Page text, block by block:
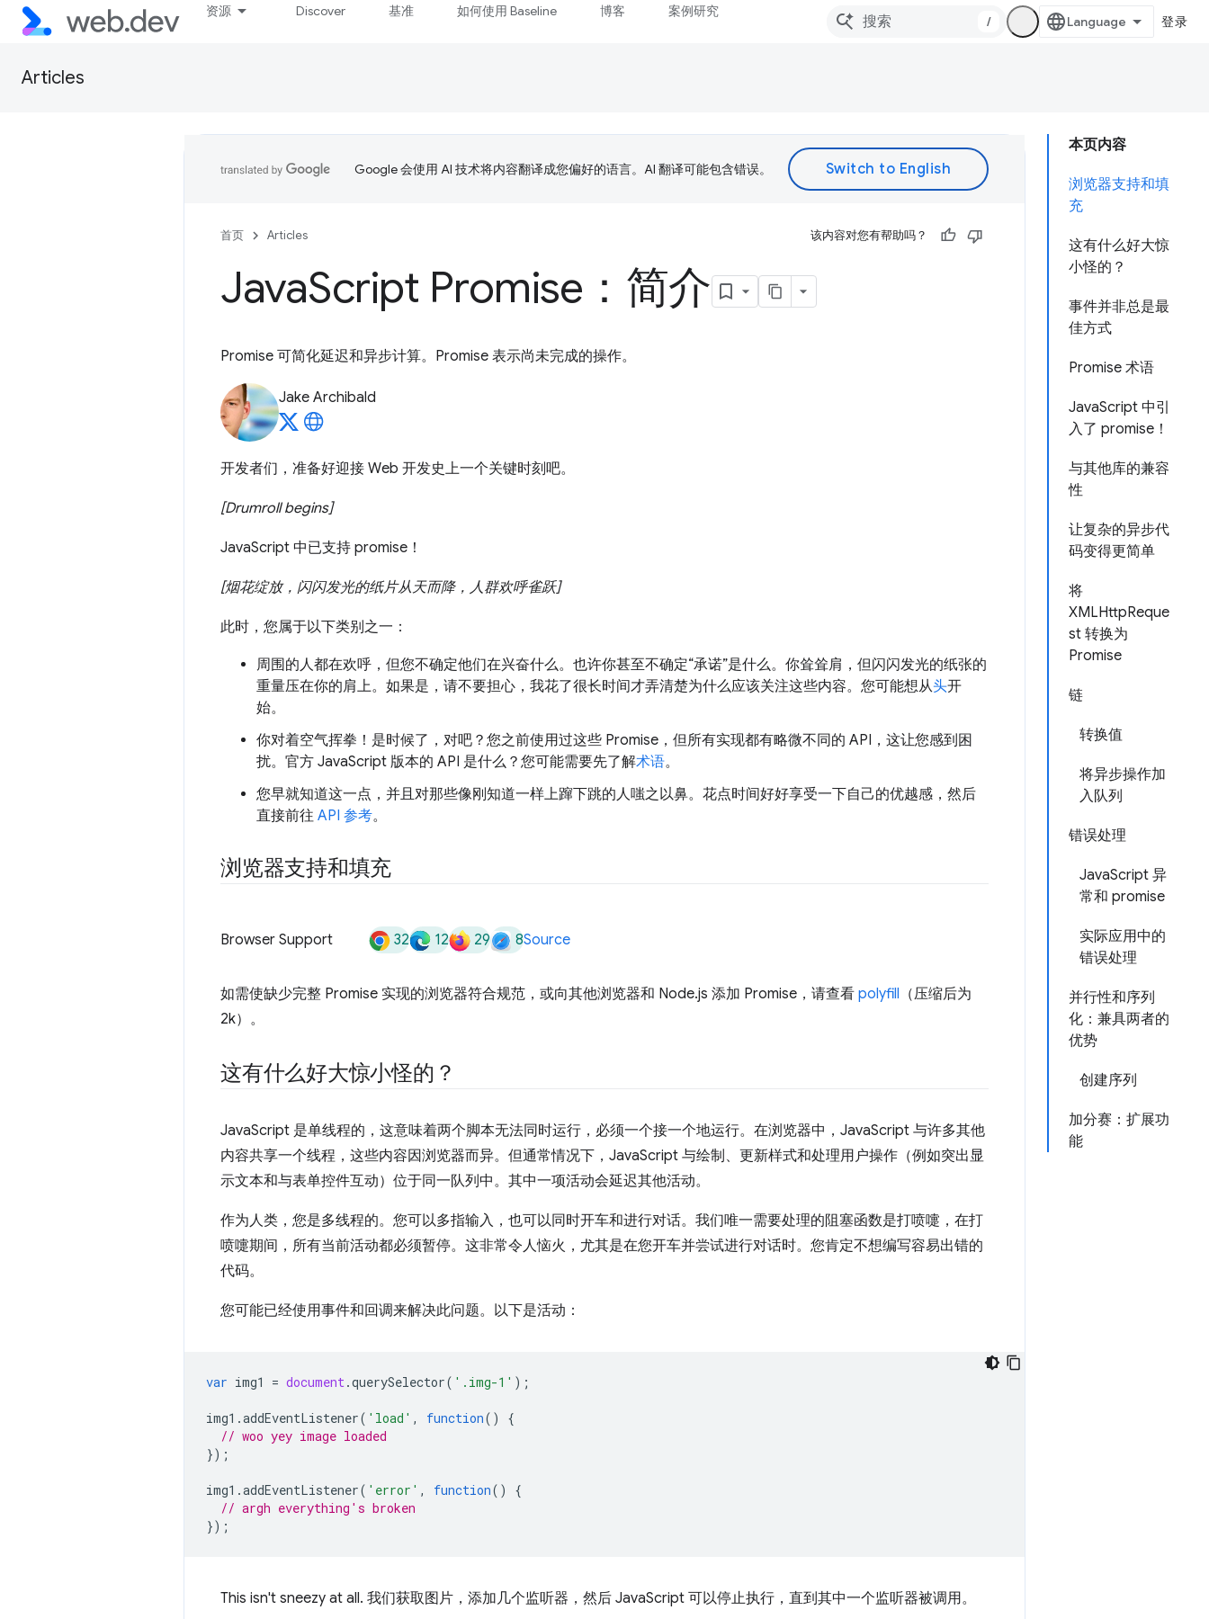
资源 Discover 基准 如何使用 Baseline 博客 案例研究
/ 登录
Articles
本页内容
浏览器支持和填
充
这有什么好大惊
小怪的？
事件并非总是最
佳方式
Promise 术语
JavaScript 中引
入了 promise！
与其他库的兼容
性
让复杂的异步代
码变得更简单
将
XMLHttpReque
st 转换为
Promise
链
转换值
将异步操作加
入队列
错误处理
JavaScript 异
常和 promise
实际应用中的
错误处理
并行性和序列
化：兼具两者的
优势
创建序列
加分赛：扩展功
能
Google 会使用 AI 技术将内容翻译成您偏好的语言。AI 翻译可能包含错误。
首页 Articles 该内容对您有帮助吗？
JavaScript Promise：简介
Promise 可简化延迟和异步计算。Promise 表示尚未完成的操作。
Jake Archibald
开发者们，准备好迎接 Web 开发史上一个关键时刻吧。
[Drumroll begins]
JavaScript 中已支持 promise！
[烟花绽放，闪闪发光的纸片从天而降，人群欢呼雀跃]
此时，您属于以下类别之一：
周围的人都在欢呼，但您不确定他们在兴奋什么。也许你甚至不确定“承诺”是什么。你耸耸肩，但闪闪发光的纸张的
重量压在你的肩上。如果是，请不要担心，我花了很长时间才弄清楚为什么应该关注这些内容。您可能想从头开
始。
你对着空气挥拳！是时候了，对吧？您之前使用过这些 Promise，但所有实现都有略微不同的 API，这让您感到困
扰。官方 JavaScript 版本的 API 是什么？您可能需要先了解术语。
您早就知道这一点，并且对那些像刚知道一样上蹿下跳的人嗤之以鼻。花点时间好好享受一下自己的优越感，然后
直接前往 API 参考。
浏览器支持和填充
Browser Support 32 12 29 8Source
如需使缺少完整 Promise 实现的浏览器符合规范，或向其他浏览器和 Node.js 添加 Promise，请查看 polyfill （压缩后为
2k）。
这有什么好大惊小怪的？
JavaScript 是单线程的，这意味着两个脚本无法同时运行，必须一个接一个地运行。在浏览器中，JavaScript 与许多其他
内容共享一个线程，这些内容因浏览器而异。但通常情况下，JavaScript 与绘制、更新样式和处理用户操作（例如突出显
示文本和与表单控件互动）位于同一队列中。其中一项活动会延迟其他活动。
作为人类，您是多线程的。您可以多指输入，也可以同时开车和进行对话。我们唯一需要处理的阻塞函数是打喷嚏，在打
喷嚏期间，所有当前活动都必须暂停。这非常令人恼火，尤其是在您开车并尝试进行对话时。您肯定不想编写容易出错的
代码。
您可能已经使用事件和回调来解决此问题。以下是活动：
var img1 = document.querySelector( '.img-1' );
img1 .addEventListener( 'load' , function()
{
// woo yey image loaded
});
img1 .addEventListener( 'error' , function()
{
// argh everything's broken
});
This isn't sneezy at all. 我们获取图片，添加几个监听器，然后 JavaScript 可以停止执行，直到其中一个监听器被调用。